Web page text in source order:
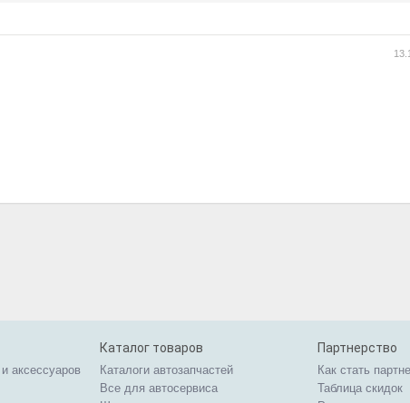
аксессуаров
Каталог товаров
Каталоги автозапчастей
Все для автосервиса
Партнерство
Как стать
Таблица скидок